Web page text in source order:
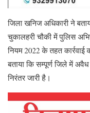
जिला खनिज अधिकारी ने
चुकालहरी चौकी में पुलिस
नियम 2022 के तहत
बताया कि सम्पूर्ण जिले में
निरंतर जारी है।